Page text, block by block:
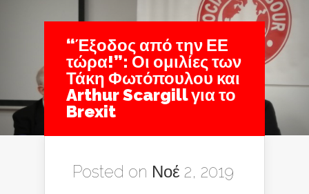
“Έξοδος από την ΕΕ
τώρα!”: Οι ομιλίες των
Τάκη Φωτόπουλου και
Arthur Scargill για το
Brexit
Posted on Νοέ 2, 2019